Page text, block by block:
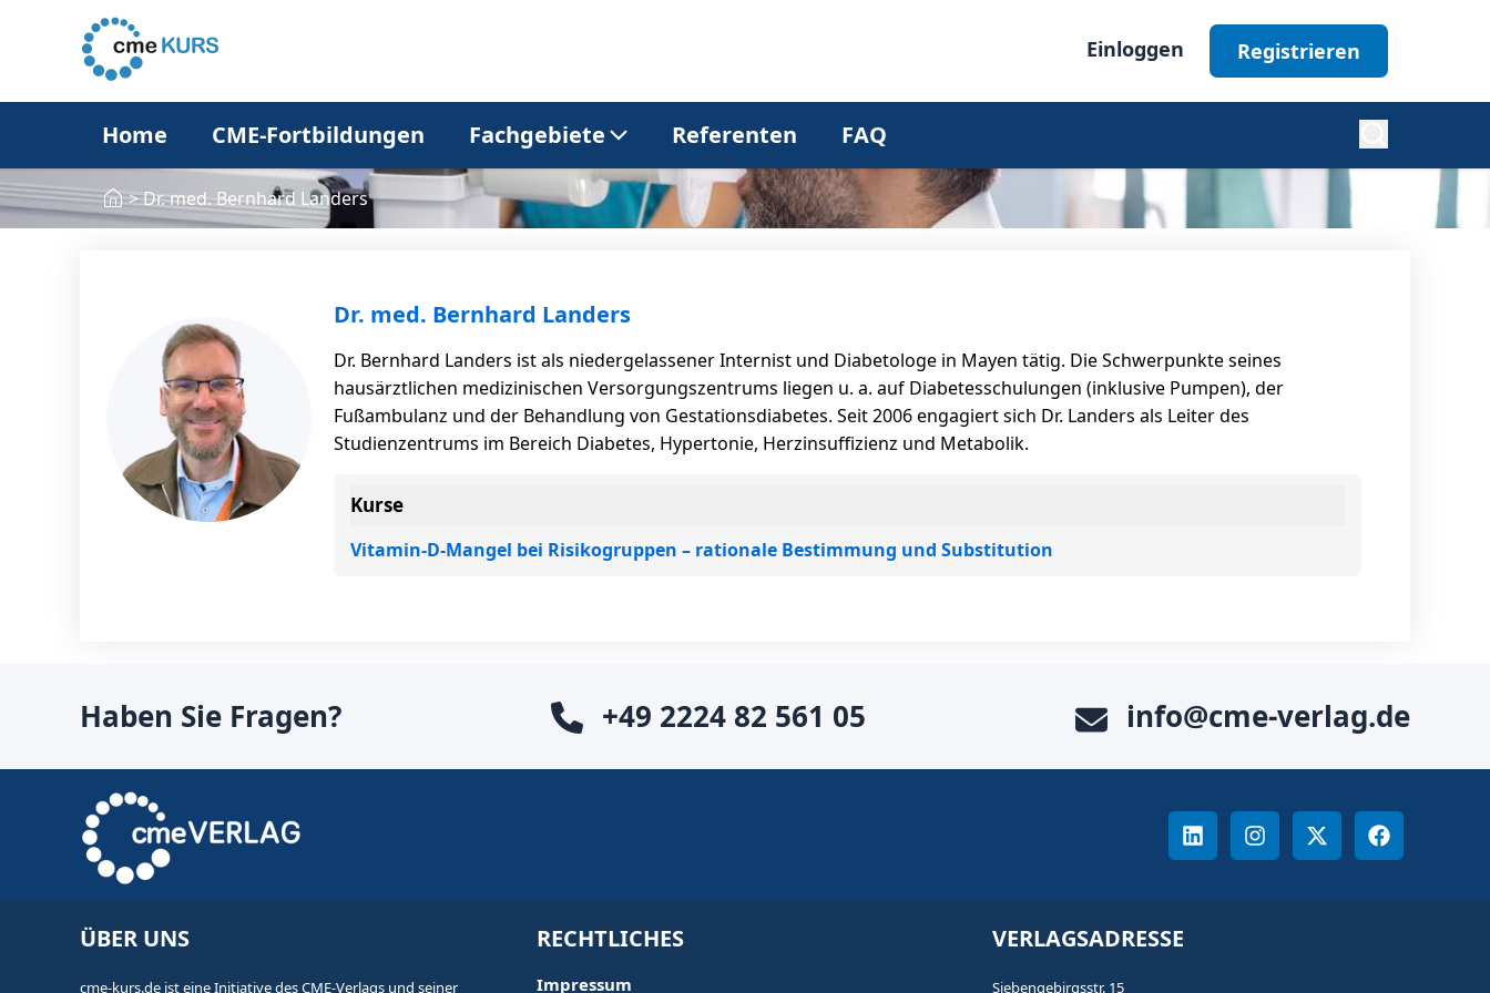
Einloggen Registrieren
Home CME-Fortbildungen Fachgebiete
Allgemeinmedizin Dermatologie Diabetes
Gastroenterologie
Neurologie Onkologie Ophthalmologie
Referenten FAQ
>Dr. med. Bernhard Landers
Dr. med. Bernhard Landers
Dr. Bernhard Landers ist als niedergelassener Internist und Diabetologe in Mayen tätig. Die Schwerpunkte seines
hausärztlichen medizinischen Versorgungszentrums liegen u. a. auf Diabetesschulungen (inklusive Pumpen), der
Fußambulanz und der Behandlung von Gestationsdiabetes. Seit 2006 engagiert sich Dr. Landers als Leiter des
Studienzentrums im Bereich Diabetes, Hypertonie, Herzinsuffizienz und Metabolik.
Kurse
Vitamin-D-Mangel bei Risikogruppen – rationale Bestimmung und Substitution
Haben Sie Fragen? +49 2224 82 561 05 info@cme-verlag.de
ÜBER UNS
cme-kurs.de ist eine Initiative des CME-Verlags und seiner
RECHTLICHES
Impressum
VERLAGSADRESSE
Siebengebirgsstr. 15